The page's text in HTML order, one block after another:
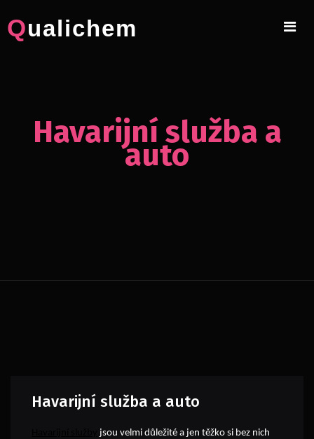
to
content
Qualichem
Havarijní služba a
auto
Havarijní služba a auto
jsou velmi důležité a jen těžko si bez nich